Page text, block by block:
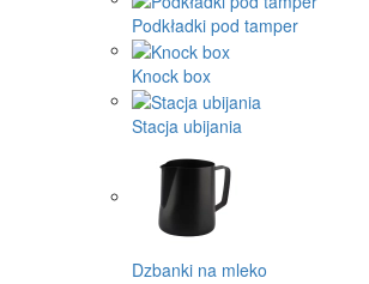
Podkładki pod tamper
Knock box
Stacja ubijania
Dzbanki na mleko